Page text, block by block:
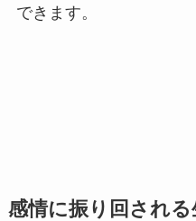
できます。
感情に振り回され